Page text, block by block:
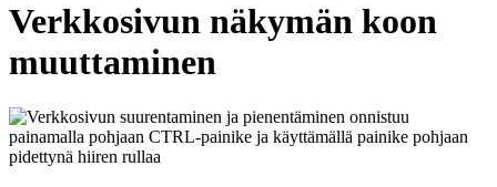
Verkkosivun näkymän koon
muuttaminen